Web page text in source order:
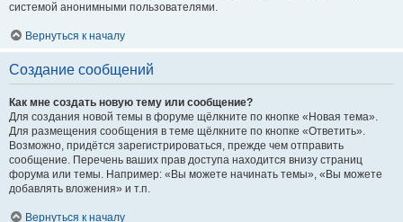
системой анонимными пользователями.
Вернуться к началу
Создание сообщений
Как мне создать новую тему или сообщение?
Для создания новой темы в форуме щёлкните по кнопке «Новая тема».
Для размещения сообщения в теме щёлкните по кнопке «Ответить».
Возможно, придётся зарегистрироваться, прежде чем отправить
сообщение. Перечень ваших прав доступа находится внизу страниц
форума или темы. Например: «Вы можете начинать темы», «Вы можете
добавлять вложения» и т.п.
Вернуться к началу